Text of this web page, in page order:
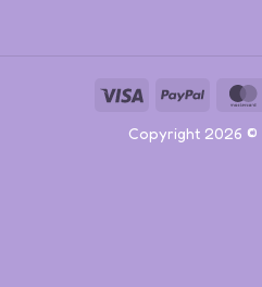
Visa PayPal
Copyright 2026 ©